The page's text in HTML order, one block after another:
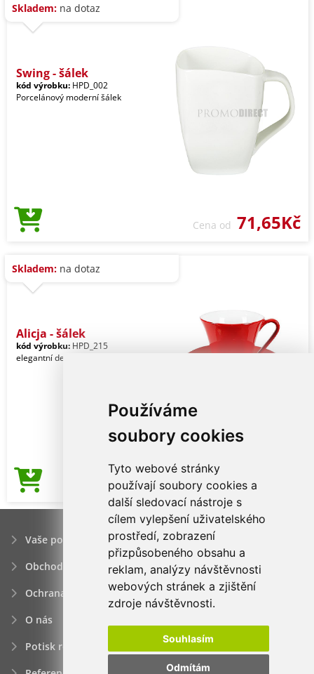
Používáme
soubory cookies
Tyto webové stránky
používají soubory cookies a
další sledovací nástroje s
cílem vylepšení uživatelského
prostředí, zobrazení
přizpůsobeného obsahu a
reklam, analýzy návštěvnosti
webových stránek a zjištění
zdroje návštěvnosti.
Souhlasím
Odmítám
Skladem: na dotaz
Swing - šálek
kód výrobku: HPD_002
Porcelánový moderní šálek
Cena od 71,65Kč
Skladem: na dotaz
Alicja - šálek
kód výrobku: HPD_215
elegantní design šálek s podšálkem
Cena od57,30Kč
Vaše poptávka
Obchodní podmínky
Ochrana osobních údajú
O nás
Potisk reklamních předmětů